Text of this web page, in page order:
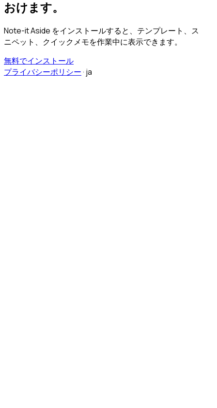
おけます。
Note-it Aside をインストールすると、テンプレート、ス
ニペット、クイックメモを作業中に表示できます。
無料でインストール
プライバシーポリシー· ja